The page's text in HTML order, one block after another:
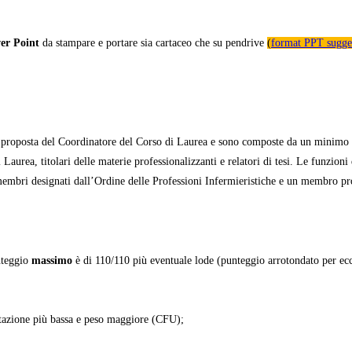
Point da stampare e portare sia cartaceo che su pendrive (format PPT
del Coordinatore del Corso di Laurea e sono composte da un
titolari delle materie professionalizzanti e relatori di tesi. Le
designati dall’Ordine delle Professioni Infermieristiche e un membro
massimo è di 110/110 più eventuale lode (punteggio arrotondato per
più bassa e peso maggiore (CFU);